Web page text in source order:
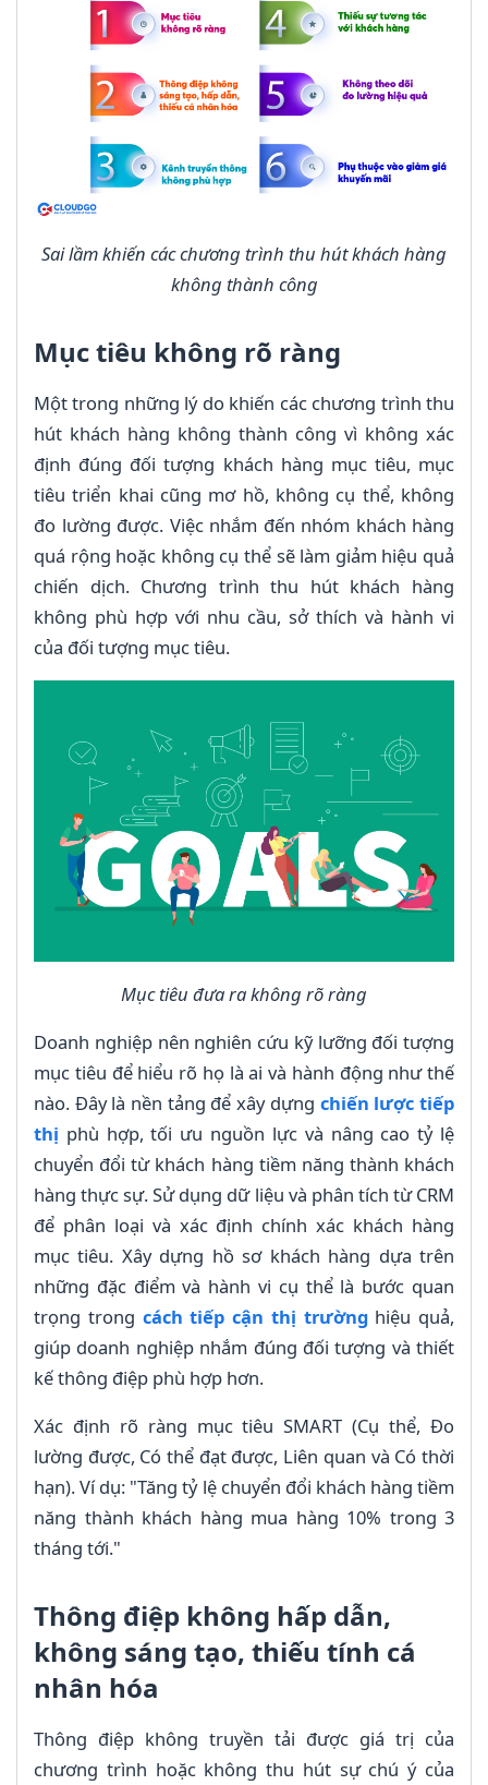
Sai lầm khiến các chương trình thu hút khách hàng
không thành công
Mục tiêu không rõ ràng
Một trong những lý do khiến các chương trình thu
hút khách hàng không thành công vì không xác
định đúng đối tượng khách hàng mục tiêu, mục
tiêu triển khai cũng mơ hồ, không cụ thể, không
đo lường được. Việc nhắm đến nhóm khách hàng
quá rộng hoặc không cụ thể sẽ làm giảm hiệu quả
chiến dịch. Chương trình thu hút khách hàng
không phù hợp với nhu cầu, sở thích và hành vi
của đối tượng mục tiêu.
Mục tiêu đưa ra không rõ ràng
Doanh nghiệp nên nghiên cứu kỹ lưỡng đối tượng
mục tiêu để hiểu rõ họ là ai và hành động như thế
nào. Đây là nền tảng để xây dựng chiến lược tiếp
thị phù hợp, tối ưu nguồn lực và nâng cao tỷ lệ
chuyển đổi từ khách hàng tiềm năng thành khách
hàng thực sự. Sử dụng dữ liệu và phân tích từ CRM
để phân loại và xác định chính xác khách hàng
mục tiêu. Xây dựng hồ sơ khách hàng dựa trên
những đặc điểm và hành vi cụ thể là bước quan
trọng trong cách tiếp cận thị trườnghiệu quả,
giúp doanh nghiệp nhắm đúng đối tượng và thiết
kế thông điệp phù hợp hơn.
Xác định rõ ràng mục tiêu SMART (Cụ thể, Đo
lường được, Có thể đạt được, Liên quan và Có thời
hạn). Ví dụ: "Tăng tỷ lệ chuyển đổi khách hàng tiềm
năng thành khách hàng mua hàng 10% trong 3
tháng tới."
Thông điệp không hấp dẫn,
không sáng tạo, thiếu tính cá
nhân hóa
Thông điệp không truyền tải được giá trị của
chương trình hoặc không thu hút sự chú ý của